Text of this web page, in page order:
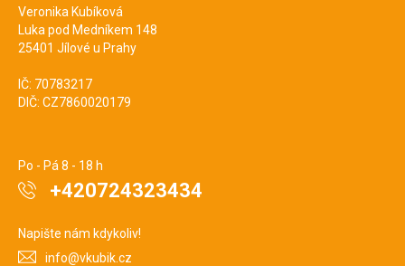
Veronika Kubíková
Luka pod Medníkem 148
25401 Jílové u Prahy
IČ: 70783217
DIČ: CZ7860020179
Po - Pá 8 - 18 h
+420724323434
Napište nám kdykoliv!
info@vkubik.cz